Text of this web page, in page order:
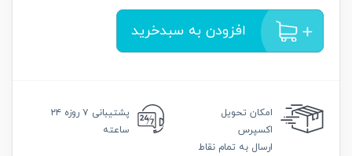
افزودن به سبدخرید
امکان تحویل
اکسپرس
ارسال به تمام نقاط
پشتیبانی
۷ روزه ۲۴
ساعته